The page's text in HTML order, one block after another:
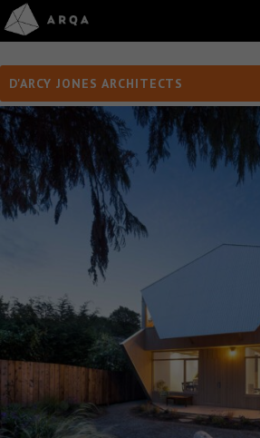
D'ARCY JONES ARCHITECTS